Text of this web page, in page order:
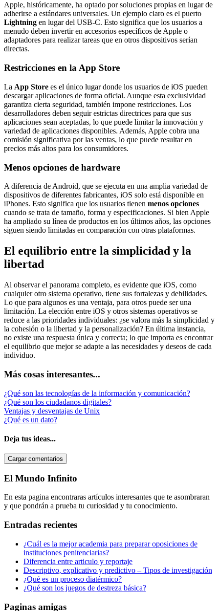
Apple, históricamente, ha optado por soluciones propias en lugar de
adherirse a estándares universales. Un ejemplo claro es el puerto
Lightning en lugar del USB-C. Esto significa que los usuarios a
menudo deben invertir en accesorios específicos de Apple o
adaptadores para realizar tareas que en otros dispositivos serían
directas.
Restricciones en la App Store
La App Store es el único lugar donde los usuarios de iOS pueden
descargar aplicaciones de forma oficial. Aunque esta exclusividad
garantiza cierta seguridad, también impone restricciones. Los
desarrolladores deben seguir estrictas directrices para que sus
aplicaciones sean aceptadas, lo que puede limitar la innovación y
variedad de aplicaciones disponibles. Además, Apple cobra una
comisión significativa por las ventas, lo que puede resultar en
precios más altos para los consumidores.
Menos opciones de hardware
A diferencia de Android, que se ejecuta en una amplia variedad de
dispositivos de diferentes fabricantes, iOS solo está disponible en
iPhones. Esto significa que los usuarios tienen menos opciones
cuando se trata de tamaño, forma y especificaciones. Si bien Apple
ha ampliado su línea de productos en los últimos años, las opciones
siguen siendo limitadas en comparación con otras plataformas.
El equilibrio entre la simplicidad y la
libertad
Al observar el panorama completo, es evidente que iOS, como
cualquier otro sistema operativo, tiene sus fortalezas y debilidades.
Lo que para algunos es una ventaja, para otros puede ser una
limitación. La elección entre iOS y otros sistemas operativos se
reduce a las prioridades individuales: ¿se valora más la simplicidad y
la cohesión o la libertad y la personalización? En última instancia,
no existe una respuesta única y correcta; lo que importa es encontrar
el equilibrio que mejor se adapte a las necesidades y deseos de cada
individuo.
Más cosas interesantes...
¿Qué son las tecnologías de la información y comunicación?
¿Qué son los ciudadanos digitales?
Ventajas y desventajas de Unix
¿Qué es un dato?
Deja tus ideas...
Cargar comentarios
Barra
lateral
primaria
El Mundo Infinito
En esta pagina encontraras artículos interesantes que te asombraran
y que pondrán a prueba tu curiosidad y tu conocimiento.
Entradas recientes
¿Cuál es la mejor academia para preparar oposiciones de
instituciones penitenciarias?
Diferencia entre articulo y reportaje
Descriptivo, explicativo y predictivo – Tipos de investigación
¿Qué es un proceso diatérmico?
¿Qué son los juegos de destreza básica?
Paginas amigas